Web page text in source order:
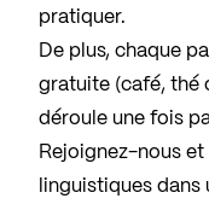
pratiquer.
De plus, chaque
gratuite (café, thé
déroule une fois
Rejoignez-nous
linguistiques